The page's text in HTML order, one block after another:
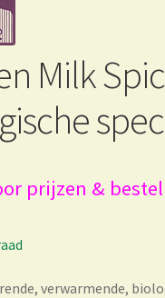
Rabatte
notre commerce de
Milk
prijzen &
verwarmende,